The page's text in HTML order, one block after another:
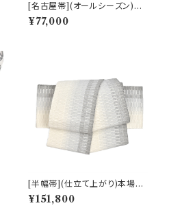
[名古屋帯](オールシーズン)米
沢 近賢織物 謹製 蜃気楼 オー
ロラ 八寸帯 絹×和紙 日本製(商
¥77,000
[半幅帯](仕立て上がり)本場琉
球南風原 ロートン織 名門 丸正
織物 謹製『marumasa.fab』手
¥151,800